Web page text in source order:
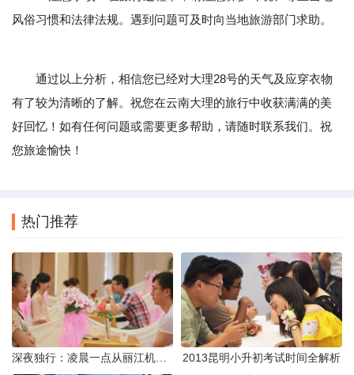
风俗习惯和法律法规。遇到问题可及时向当地旅游部门求助。
通过以上分析，相信您已经对大理28号的天气及应穿衣物
有了较为清晰的了解。祝您在云南大理的旅行中收获满满的美
好回忆！如有任何问题或需要更多帮助，请随时联系我们。祝
您旅途愉快！
热门推荐
2013昆明小升初考试时间全解析